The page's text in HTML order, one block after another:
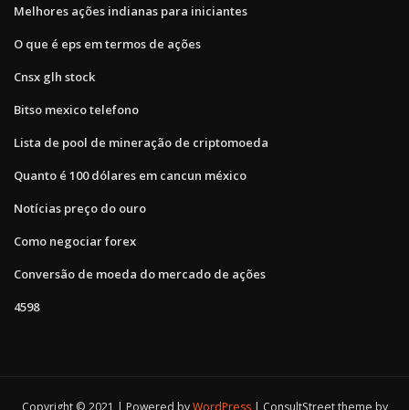
Melhores ações indianas para iniciantes
O que é eps em termos de ações
Cnsx glh stock
Bitso mexico telefono
Lista de pool de mineração de criptomoeda
Quanto é 100 dólares em cancun méxico
Notícias preço do ouro
Como negociar forex
Conversão de moeda do mercado de ações
4598